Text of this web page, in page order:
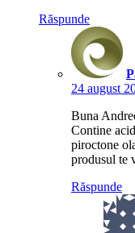
Răspunde
24 august
Buna
Contine
piroctone
produsul te
Răspunde